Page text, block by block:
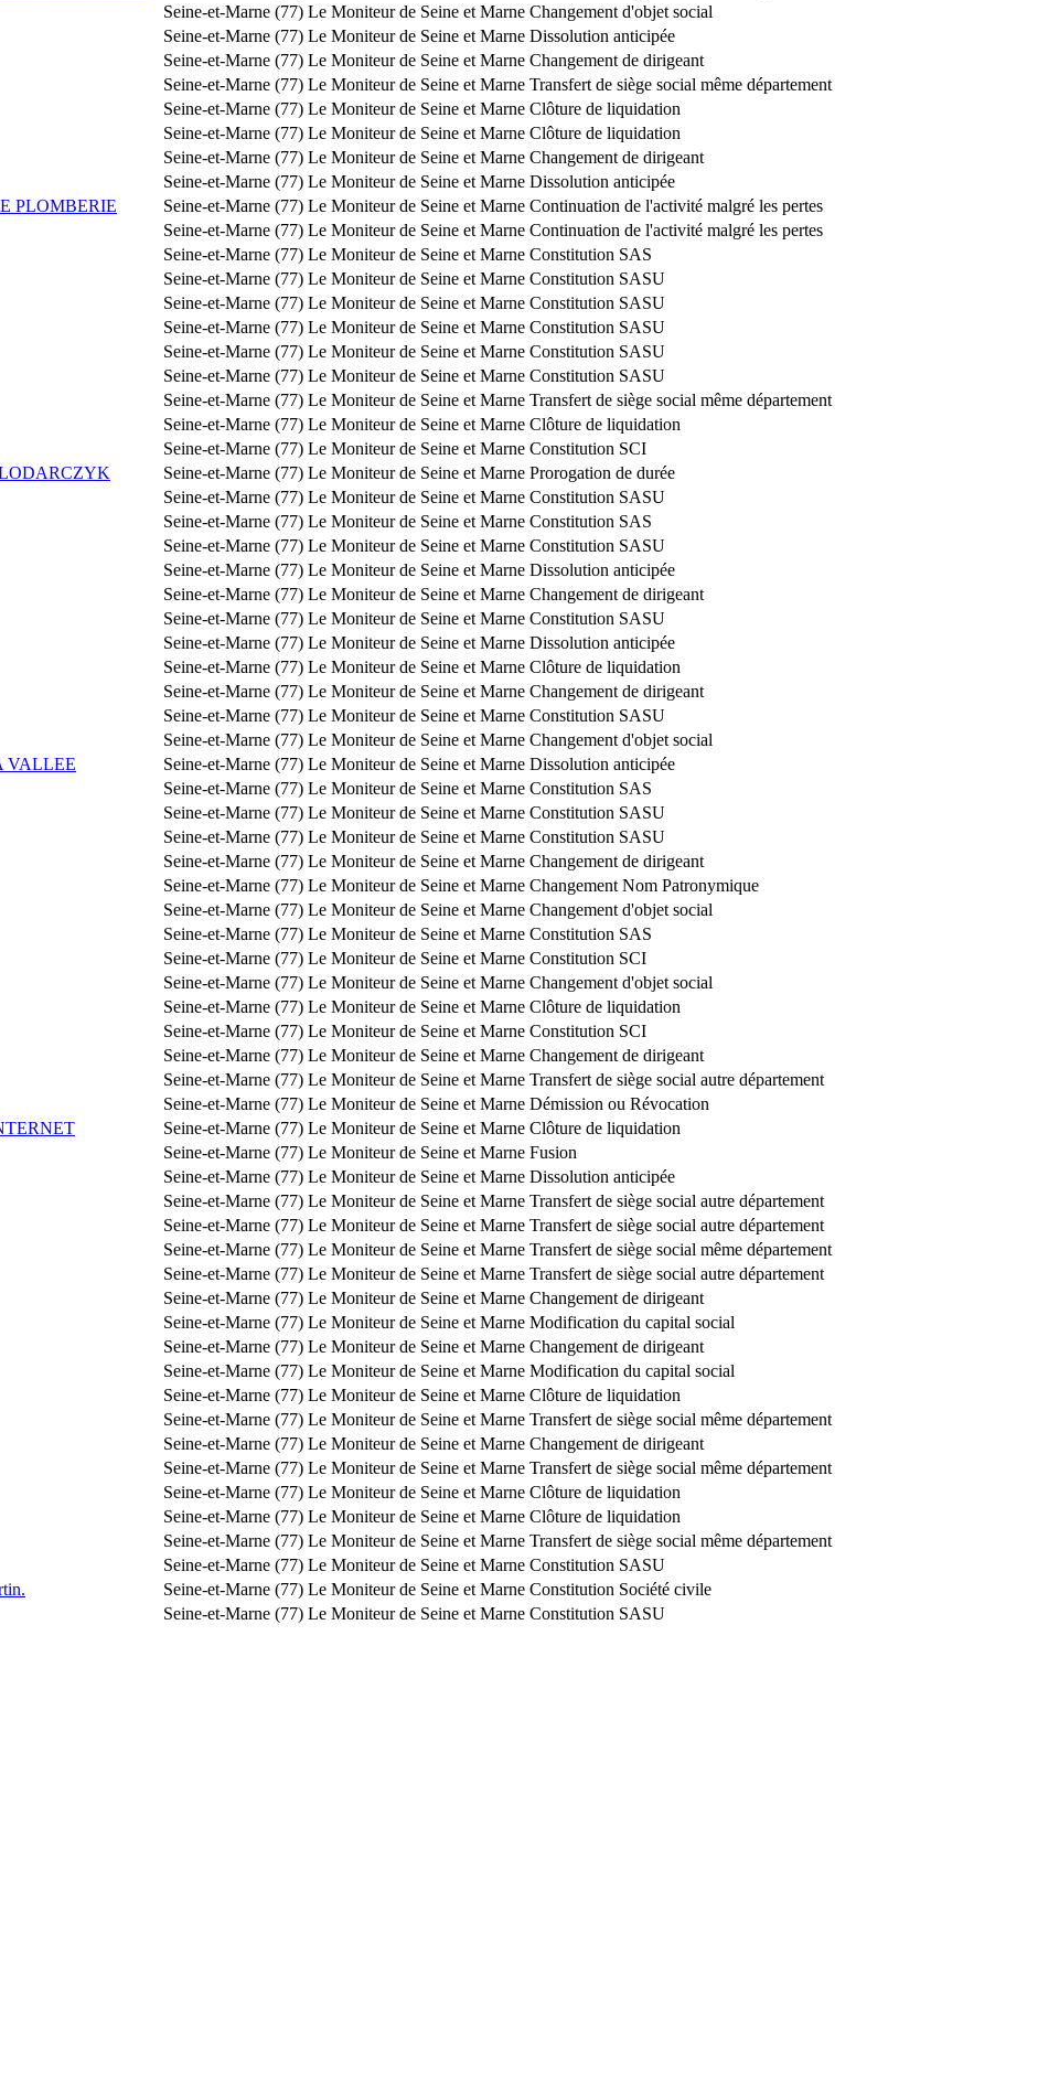
Seine-et-Marne (77) Le Moniteur de Seine et Marne Changement d'objet social
Seine-et-Marne (77) Le Moniteur de Seine et Marne Dissolution anticipée
Seine-et-Marne (77) Le Moniteur de Seine et Marne Changement de dirigeant
Seine-et-Marne (77) Le Moniteur de Seine et Marne Transfert de siège social même département
Seine-et-Marne (77) Le Moniteur de Seine et Marne Clôture de liquidation
Seine-et-Marne (77) Le Moniteur de Seine et Marne Clôture de liquidation
Seine-et-Marne (77) Le Moniteur de Seine et Marne Changement de dirigeant
Seine-et-Marne (77) Le Moniteur de Seine et Marne Dissolution anticipée
PLOMBERIE Seine-et-Marne (77) Le Moniteur de Seine et Marne Continuation de l'activité malgré les pertes
Seine-et-Marne (77) Le Moniteur de Seine et Marne Continuation de l'activité malgré les pertes
Seine-et-Marne (77) Le Moniteur de Seine et Marne Constitution SAS
Seine-et-Marne (77) Le Moniteur de Seine et Marne Constitution SASU
Seine-et-Marne (77) Le Moniteur de Seine et Marne Constitution SASU
Seine-et-Marne (77) Le Moniteur de Seine et Marne Constitution SASU
Seine-et-Marne (77) Le Moniteur de Seine et Marne Constitution SASU
Seine-et-Marne (77) Le Moniteur de Seine et Marne Constitution SASU
Seine-et-Marne (77) Le Moniteur de Seine et Marne Transfert de siège social même département
Seine-et-Marne (77) Le Moniteur de Seine et Marne Clôture de liquidation
Seine-et-Marne (77) Le Moniteur de Seine et Marne Constitution SCI
Seine-et-Marne (77) Le Moniteur de Seine et Marne Prorogation de durée
Seine-et-Marne (77) Le Moniteur de Seine et Marne Constitution SASU
Seine-et-Marne (77) Le Moniteur de Seine et Marne Constitution SAS
Seine-et-Marne (77) Le Moniteur de Seine et Marne Constitution SASU
Seine-et-Marne (77) Le Moniteur de Seine et Marne Dissolution anticipée
Seine-et-Marne (77) Le Moniteur de Seine et Marne Changement de dirigeant
Seine-et-Marne (77) Le Moniteur de Seine et Marne Constitution SASU
Seine-et-Marne (77) Le Moniteur de Seine et Marne Dissolution anticipée
Seine-et-Marne (77) Le Moniteur de Seine et Marne Clôture de liquidation
Seine-et-Marne (77) Le Moniteur de Seine et Marne Changement de dirigeant
Seine-et-Marne (77) Le Moniteur de Seine et Marne Constitution SASU
Seine-et-Marne (77) Le Moniteur de Seine et Marne Changement d'objet social
VALLEE Seine-et-Marne (77) Le Moniteur de Seine et Marne Dissolution anticipée
Seine-et-Marne (77) Le Moniteur de Seine et Marne Constitution SAS
Seine-et-Marne (77) Le Moniteur de Seine et Marne Constitution SASU
Seine-et-Marne (77) Le Moniteur de Seine et Marne Constitution SASU
Seine-et-Marne (77) Le Moniteur de Seine et Marne Changement de dirigeant
Seine-et-Marne (77) Le Moniteur de Seine et Marne Changement Nom Patronymique
Seine-et-Marne (77) Le Moniteur de Seine et Marne Changement d'objet social
Seine-et-Marne (77) Le Moniteur de Seine et Marne Constitution SAS
Seine-et-Marne (77) Le Moniteur de Seine et Marne Constitution SCI
Seine-et-Marne (77) Le Moniteur de Seine et Marne Changement d'objet social
Seine-et-Marne (77) Le Moniteur de Seine et Marne Clôture de liquidation
Seine-et-Marne (77) Le Moniteur de Seine et Marne Constitution SCI
Seine-et-Marne (77) Le Moniteur de Seine et Marne Changement de dirigeant
Seine-et-Marne (77) Le Moniteur de Seine et Marne Transfert de siège social autre département
Seine-et-Marne (77) Le Moniteur de Seine et Marne Démission ou Révocation
Seine-et-Marne (77) Le Moniteur de Seine et Marne Clôture de liquidation
Seine-et-Marne (77) Le Moniteur de Seine et Marne Fusion
Seine-et-Marne (77) Le Moniteur de Seine et Marne Dissolution anticipée
Seine-et-Marne (77) Le Moniteur de Seine et Marne Transfert de siège social autre département
Seine-et-Marne (77) Le Moniteur de Seine et Marne Transfert de siège social autre département
Seine-et-Marne (77) Le Moniteur de Seine et Marne Transfert de siège social même département
Seine-et-Marne (77) Le Moniteur de Seine et Marne Transfert de siège social autre département
Seine-et-Marne (77) Le Moniteur de Seine et Marne Changement de dirigeant
Seine-et-Marne (77) Le Moniteur de Seine et Marne Modification du capital social
Seine-et-Marne (77) Le Moniteur de Seine et Marne Changement de dirigeant
Seine-et-Marne (77) Le Moniteur de Seine et Marne Modification du capital social
Seine-et-Marne (77) Le Moniteur de Seine et Marne Clôture de liquidation
Seine-et-Marne (77) Le Moniteur de Seine et Marne Transfert de siège social même département
Seine-et-Marne (77) Le Moniteur de Seine et Marne Changement de dirigeant
Seine-et-Marne (77) Le Moniteur de Seine et Marne Transfert de siège social même département
Seine-et-Marne (77) Le Moniteur de Seine et Marne Clôture de liquidation
Seine-et-Marne (77) Le Moniteur de Seine et Marne Clôture de liquidation
Seine-et-Marne (77) Le Moniteur de Seine et Marne Transfert de siège social même département
Seine-et-Marne (77) Le Moniteur de Seine et Marne Constitution SASU
Seine-et-Marne (77) Le Moniteur de Seine et Marne Constitution Société civile
Seine-et-Marne (77) Le Moniteur de Seine et Marne Constitution SASU